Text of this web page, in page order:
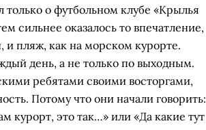
о футбольном клубе «Крылья
сильнее оказалось то впечатление,
и пляж, как на морском курорте.
день, а не только по выходным.
ребятами своими восторгами,
Потому что они начали говорить:
курорт, это так…» или «Да какие тут